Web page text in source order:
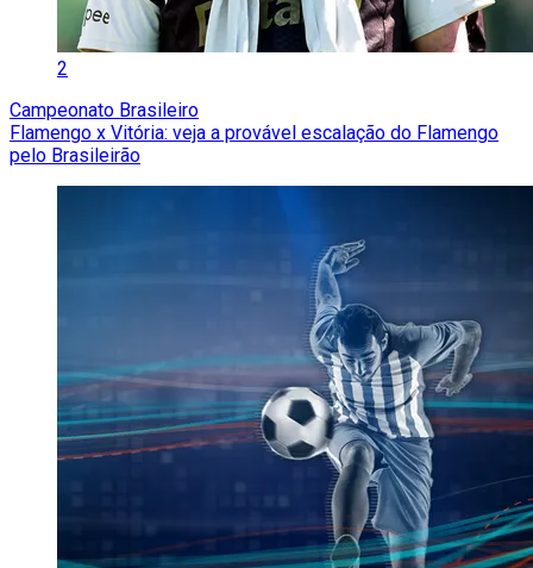
2
Campeonato Brasileiro
Flamengo x Vitória: veja a provável escalação do Flamengo
pelo Brasileirão